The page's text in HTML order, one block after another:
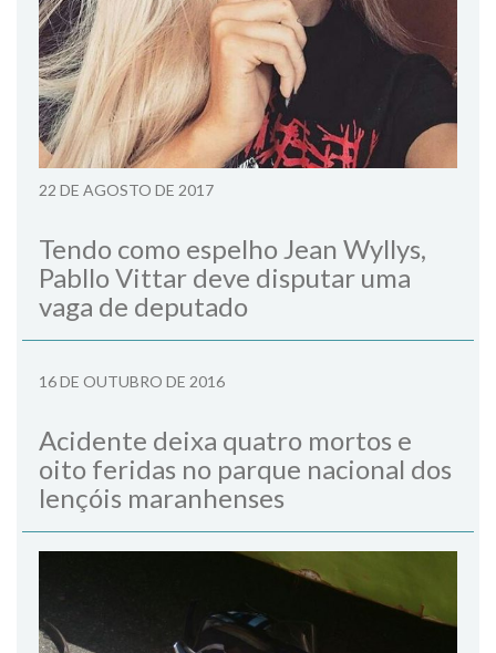
22 DE AGOSTO DE 2017
Tendo como espelho Jean Wyllys,
Pabllo Vittar deve disputar uma
vaga de deputado
16 DE OUTUBRO DE 2016
Acidente deixa quatro mortos e
oito feridas no parque nacional dos
lençóis maranhenses